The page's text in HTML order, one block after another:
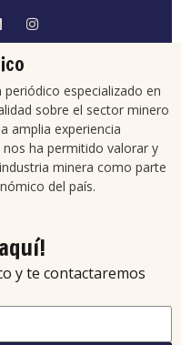
especializado en
sobre el sector minero
amplia experiencia
ha permitido valorar y
minera como parte
del país.
y te contactaremos